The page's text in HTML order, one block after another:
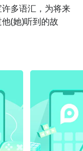
多语汇，为将来
(她)听到的故